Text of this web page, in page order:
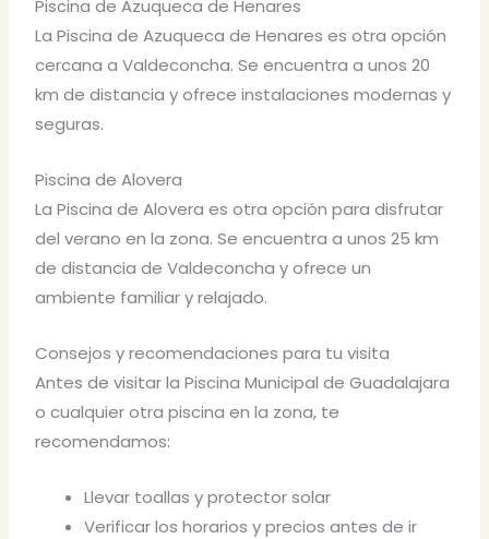
Piscina de Azuqueca de Henares
La Piscina de Azuqueca de Henares es otra opción
cercana a Valdeconcha. Se encuentra a unos 20
km de distancia y ofrece instalaciones modernas y
seguras.
Piscina de Alovera
La Piscina de Alovera es otra opción para disfrutar
del verano en la zona. Se encuentra a unos 25 km
de distancia de Valdeconcha y ofrece un
ambiente familiar y relajado.
Consejos y recomendaciones para tu visita
Antes de visitar la Piscina Municipal de Guadalajara
o cualquier otra piscina en la zona, te
recomendamos:
Llevar toallas y protector solar
Verificar los horarios y precios antes de ir